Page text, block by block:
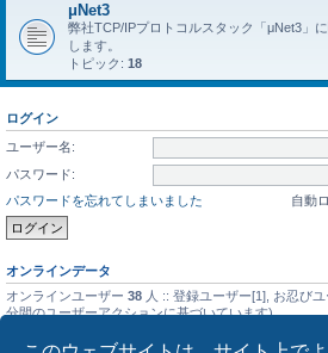
μNet3
弊社TCP/IPプロトコルスタック「μNet3」
します。
トピック: 18
ログイン
ユーザー名:
パスワード:
パスワードを忘れてしまいました
自動
オンラインデータ
オンラインユーザー 38 人 :: 登録ユーザー[1], お忍び
分間のユーザーアクションに基づいています)